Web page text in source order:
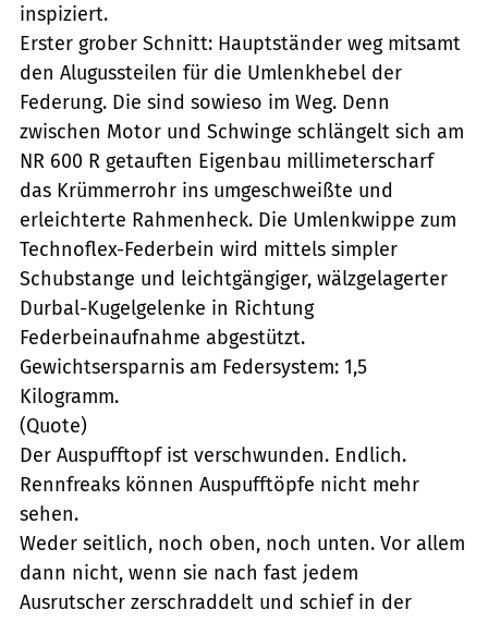
inspiziert.
Erster grober Schnitt: Hauptständer weg mitsamt
den Alugussteilen für die Umlenkhebel der
Federung. Die sind sowieso im Weg. Denn
zwischen Motor und Schwinge schlängelt sich am
NR 600 R getauften Eigenbau millimeterscharf
das Krümmerrohr ins umgeschweißte und
erleichterte Rahmenheck. Die Umlenkwippe zum
Technoflex-Federbein wird mittels simpler
Schubstange und leichtgängiger, wälzgelagerter
Durbal-Kugelgelenke in Richtung
Federbeinaufnahme abgestützt.
Gewichtsersparnis am Federsystem: 1,5
Kilogramm.
(Quote)
Der Auspufftopf ist verschwunden. Endlich.
Rennfreaks können Auspufftöpfe nicht mehr
sehen.
Weder seitlich, noch oben, noch unten. Vor allem
dann nicht, wenn sie nach fast jedem
Ausrutscher zerschraddelt und schief in der